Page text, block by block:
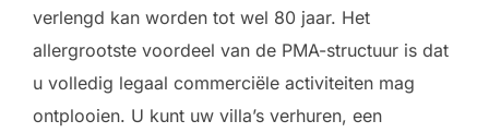
verlengd kan worden tot wel 80 jaar. Het
allergrootste voordeel van de PMA-structuur is dat
u volledig legaal commerciële activiteiten mag
ontplooien. U kunt uw villa’s verhuren, een